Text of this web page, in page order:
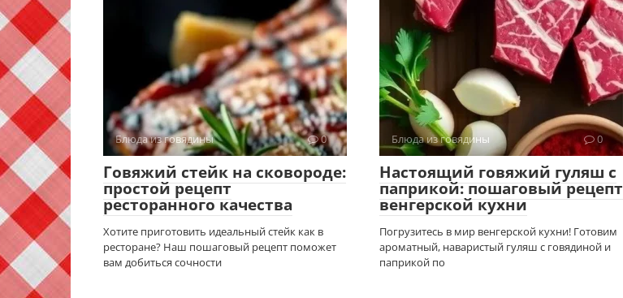
Блюда из говядины 0
Говяжий стейк на сковороде:
простой рецепт
ресторанного качества
Хотите приготовить идеальный стейк как в
ресторане? Наш пошаговый рецепт поможет
вам добиться сочности
Блюда из говядины 0
Настоящий говяжий гуляш с
паприкой: пошаговый рецепт
венгерской кухни
Погрузитесь в мир венгерской кухни! Готовим
ароматный, наваристый гуляш с говядиной и
паприкой по